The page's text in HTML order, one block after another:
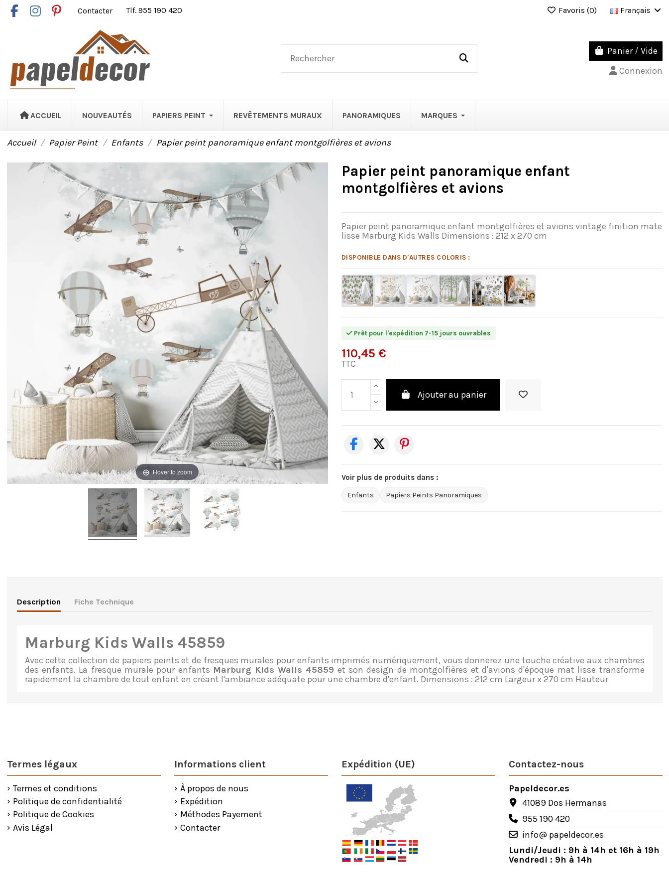
Contacter Tlf. 955 190 420 Favoris (0) Français
Panier / Vide
Connexion
ACCUEIL NOUVEAUTÉS PAPIERS PEINT REVÊTEMENTS MURAUX PANORAMIQUES MARQUES
Accueil Papier Peint Enfants Papier peint panoramique enfant montgolfières et avions
Hover to zoom
Papier peint panoramique enfant
montgolfières et avions
Papier peint panoramique enfant montgolfières et avions vintage finition mate
lisse Marburg Kids Walls Dimensions : 212 x 270 cm
DISPONIBLE DANS D'AUTRES COLORIS :
Prêt pour l'expédition 7-15 jours ouvrables
110,45 €
TTC
Ajouter au panier
Voir plus de produits dans :
Enfants Papiers Peints Panoramiques
Description Fiche Technique
Marburg Kids Walls 45859
Avec cette collection de papiers peints et de fresques murales pour enfants imprimés numériquement, vous donnerez une touche créative aux chambres
des enfants. La fresque murale pour enfants Marburg Kids Walls 45859 et son design de montgolfières et d'avions d'époque mat lisse transforme
rapidement la chambre de tout enfant en créant l'ambiance adéquate pour une chambre d'enfant. Dimensions : 212 cm Largeur x 270 cm Hauteur
Termes légaux
Termes et conditions
Politique de confidentialité
Politique de Cookies
Avis Légal
Informations client
À propos de nous
Expédition
Méthodes Payement
Contacter
Expédition (UE) Contactez-nous
Papeldecor.es
41089 Dos Hermanas
955 190 420
info@ papeldecor.es
Lundi/Jeudi : 9h à 14h et 16h à 19h
Vendredi : 9h à 14h